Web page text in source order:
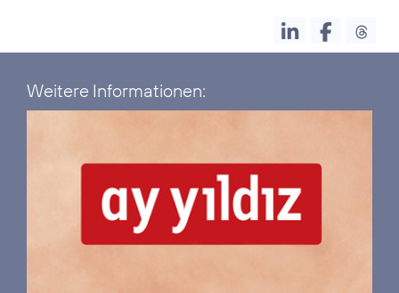
Weitere Informationen: